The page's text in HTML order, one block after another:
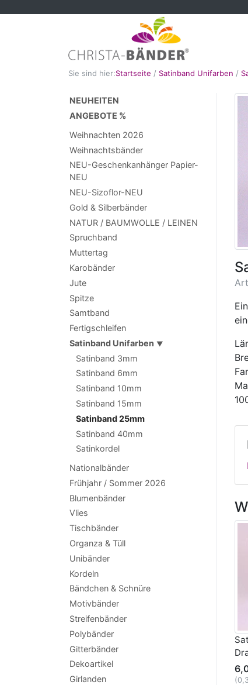
Sie sind hier:Startseite / Satinband Unifarben /
NEUHEITEN
ANGEBOTE %
Weihnachten 2026
Weihnachtsbänder
NEU-Geschenkanhänger Papier-
NEU
NEU-Sizoflor-NEU
Gold & Silberbänder
NATUR / BAUMWOLLE / LEINEN
Spruchband
Muttertag
Karobänder
Jute
Spitze
Samtband
Fertigschleifen
Satinband Unifarben ▼
Satinband 3mm
Satinband 6mm
Satinband 10mm
Satinband 15mm
Satinband 25mm
Satinband 40mm
Satinkordel
Nationalbänder
Frühjahr / Sommer 2026
Blumenbänder
Vlies
Tischbänder
Organza & Tüll
Unibänder
Kordeln
Bändchen & Schnüre
Motivbänder
Streifenbänder
Polybänder
Gitterbänder
Dekoartikel
Girlanden